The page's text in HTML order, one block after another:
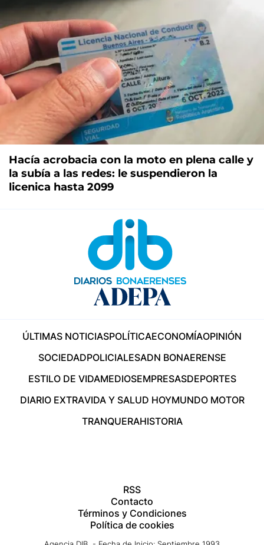
Hacía acrobacia con la moto en plena calle y
la subía a las redes: le suspendieron la
licenica hasta 2099
ÚLTIMAS NOTICIASPOLÍTICAECONOMÍAOPINIÓN
SOCIEDADPOLICIALESADN BONAERENSE
ESTILO DE VIDAMEDIOSEMPRESASDEPORTES
DIARIO EXTRAVIDA Y SALUD HOYMUNDO MOTOR
TRANQUERAHISTORIA
RSS
Contacto
Términos y Condiciones
Política de cookies